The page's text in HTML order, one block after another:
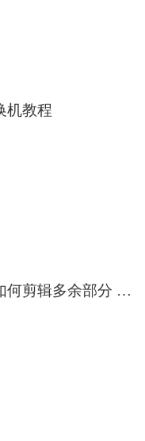
。
模板。
的操作方法。官方素材也比
机教程
抖音视频如何剪辑多余部分 抖音视频如何剪辑音乐片段